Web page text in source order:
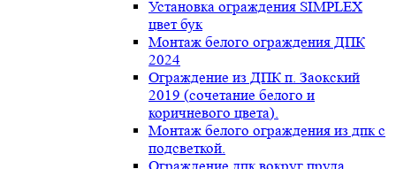
Установка ограждения SIMPLEX
цвет бук
Монтаж белого ограждения ДПК
2024
Ограждение из ДПК п. Заокский
2019 (сочетание белого и
коричневого цвета).
Монтаж белого ограждения из дпк с
подсветкой.